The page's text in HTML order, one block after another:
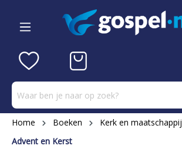
Home Boeken
Kerk en maatschappij
Advent en Kerst